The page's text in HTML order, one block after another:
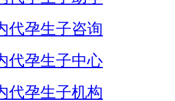
代孕生子咨询
代孕生子中心
代孕生子机构